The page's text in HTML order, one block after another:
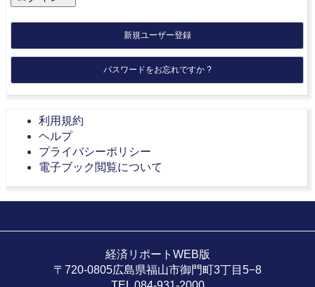
新規ユーザー登録
パスワードをお忘れですか ?
利用規約
ヘルプ
プライバシーポリシー
電子ブック閲覧について
経済リポートWEB版
〒720-0805広島県福山市御門町3丁目5−8